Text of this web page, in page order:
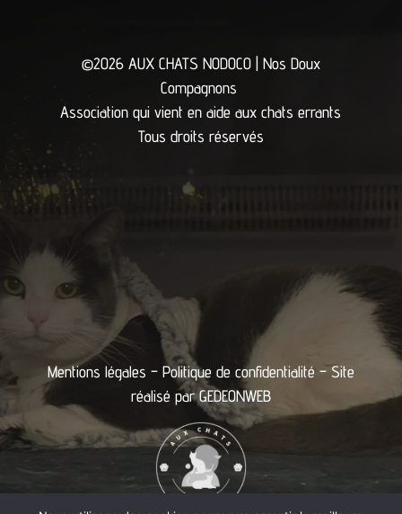
©2026 AUX CHATS NODOCO | Nos Doux
Compagnons
Association qui vient en aide aux chats errants
Tous droits réservés
Mentions légales – Politique de confidentialité – Site
réalisé parGEDEONWEB